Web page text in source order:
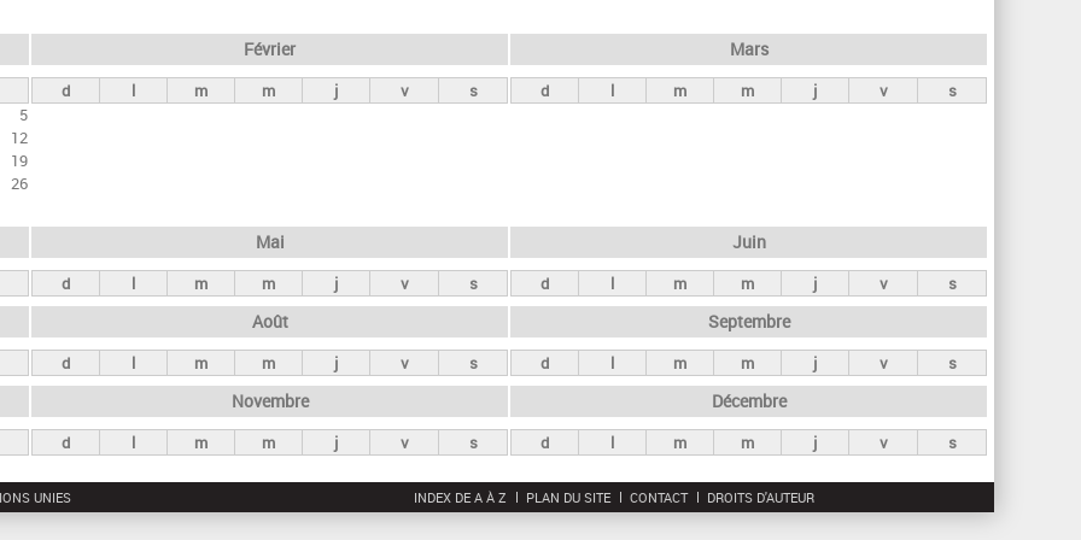
r
c
5
12
19
26
Février
d l m m j v s
Mars
d l m m j v s
Mai
d l m m j v s
Juin
d l m m j v s
Août
d l m m j v s
Septembre
d l m m j v s
Novembre
d l m m j v s
Décembre
d l m m j v s
UNIES INDEX DE A À Z PLAN DU SITE CONTACT DROITS D'AUTEUR